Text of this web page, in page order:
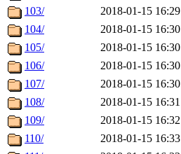
103/
2018-01-15 16:29
104/
2018-01-15 16:30
105/
2018-01-15 16:30
106/
2018-01-15 16:30
107/
2018-01-15 16:30
108/
2018-01-15 16:31
109/
2018-01-15 16:32
110/
2018-01-15 16:33